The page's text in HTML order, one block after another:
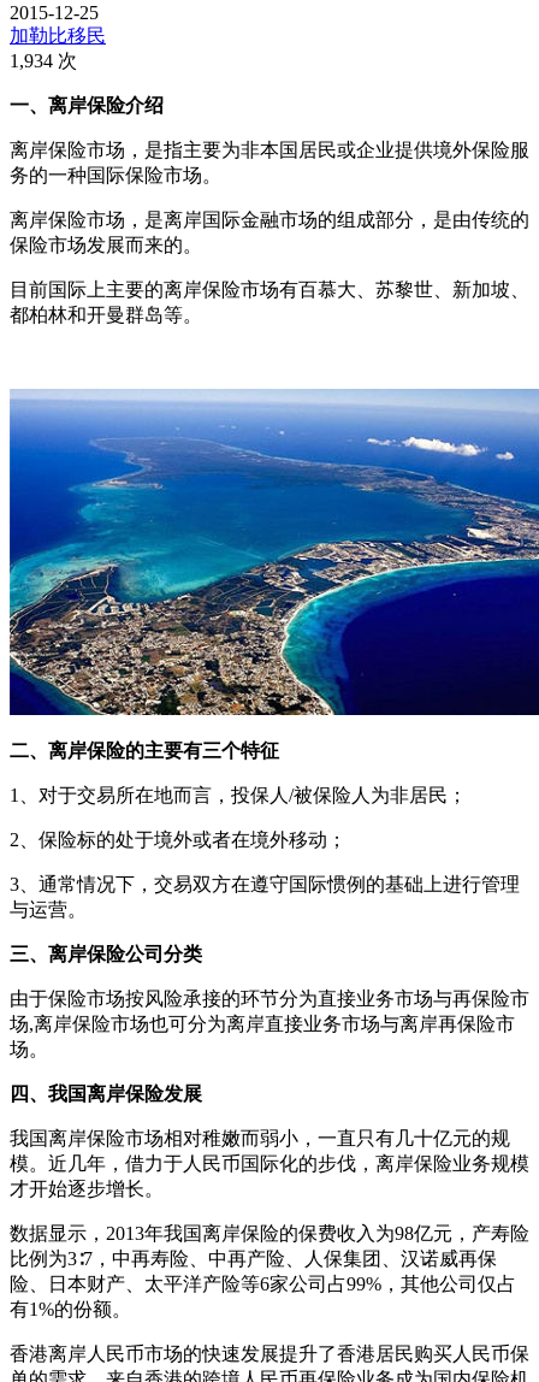
2015-12-25
加勒比移民
1,934 次
一、离岸保险介绍
离岸保险市场，是指主要为非本国居民或企业提供境外保险服
务的一种国际保险市场。
离岸保险市场，是离岸国际金融市场的组成部分，是由传统的
保险市场发展而来的。
目前国际上主要的离岸保险市场有百慕大、苏黎世、新加坡、
都柏林和开曼群岛等。
二、离岸保险的主要有三个特征
1、对于交易所在地而言，投保人/被保险人为非居民；
2、保险标的处于境外或者在境外移动；
3、通常情况下，交易双方在遵守国际惯例的基础上进行管理
与运营。
三、离岸保险公司分类
由于保险市场按风险承接的环节分为直接业务市场与再保险市
场,离岸保险市场也可分为离岸直接业务市场与离岸再保险市
场。
四、我国离岸保险发展
我国离岸保险市场相对稚嫩而弱小，一直只有几十亿元的规
模。近几年，借力于人民币国际化的步伐，离岸保险业务规模
才开始逐步增长。
数据显示，2013年我国离岸保险的保费收入为98亿元，产寿险
比例为3∶7，中再寿险、中再产险、人保集团、汉诺威再保
险、日本财产、太平洋产险等6家公司占99%，其他公司仅占
有1%的份额。
香港离岸人民币市场的快速发展提升了香港居民购买人民币保